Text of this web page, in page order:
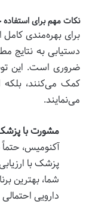
نکات مهم برای استفاده
برای بهره‌مندی
دستیابی به نتایج
ضروری است. این
کمک می‌کنند، بلکه
می‌نمایند.
مشورت با
آکنومیس،
پزشک با
شما، بهترین
دارویی